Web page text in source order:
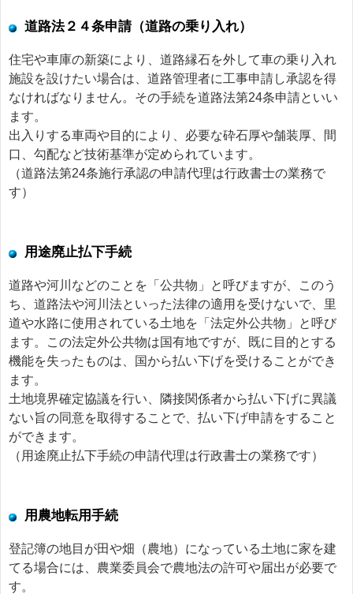
道路法２４条申請（道路の乗り入れ）
住宅や車庫の新築により、道路縁石を外して車の乗り入れ
施設を設けたい場合は、道路管理者に工事申請し承認を得
なければなりません。その手続を道路法第24条申請といい
ます。
出入りする車両や目的により、必要な砕石厚や舗装厚、間
口、勾配など技術基準が定められています。
（道路法第24条施行承認の申請代理は行政書士の業務で
す）
用途廃止払下手続
道路や河川などのことを「公共物」と呼びますが、このう
ち、道路法や河川法といった法律の適用を受けないで、里
道や水路に使用されている土地を「法定外公共物」と呼び
ます。この法定外公共物は国有地ですが、既に目的とする
機能を失ったものは、国から払い下げを受けることができ
ます。
土地境界確定協議を行い、隣接関係者から払い下げに異議
ない旨の同意を取得することで、払い下げ申請をすること
ができます。
（用途廃止払下手続の申請代理は行政書士の業務です）
用農地転用手続
登記簿の地目が田や畑（農地）になっている土地に家を建
てる場合には、農業委員会で農地法の許可や届出が必要で
す。